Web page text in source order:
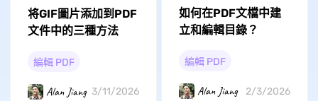
将GIF圖片添加到PDF
文件中的三種方法
編輯 PDF
Alan Jiang 3/11/2026
如何在PDF文檔中建
立和編輯目錄？
編輯 PDF
Alan Jiang 2/3/2026